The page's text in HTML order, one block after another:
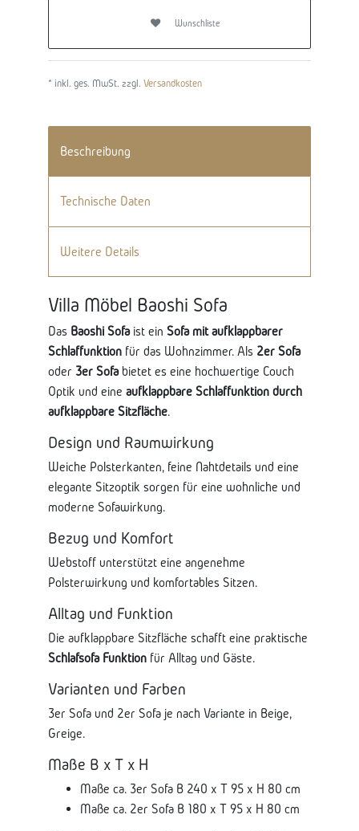
Wunschliste
* inkl. ges. MwSt. zzgl. Versandkosten
Beschreibung
Technische Daten
Weitere Details
Villa Möbel Baoshi Sofa
Das Baoshi Sofaist ein Sofa mit aufklappbarer
Schlaffunktionfür das Wohnzimmer. Als 2er Sofa
oder 3er Sofabietet es eine hochwertige Couch
Optik und eine aufklappbare Schlaffunktion durch
aufklappbare Sitzfläche.
Design und Raumwirkung
Weiche Polsterkanten, feine Nahtdetails und eine
elegante Sitzoptik sorgen für eine wohnliche und
moderne Sofawirkung.
Bezug und Komfort
Webstoff unterstützt eine angenehme
Polsterwirkung und komfortables Sitzen.
Alltag und Funktion
Die aufklappbare Sitzfläche schafft eine praktische
Schlafsofa Funktionfür Alltag und Gäste.
Varianten und Farben
3er Sofa und 2er Sofa je nach Variante in Beige,
Greige.
Maße B x T x H
Maße ca. 3er Sofa B 240 x T 95 x H 80 cm
Maße ca. 2er Sofa B 180 x T 95 x H 80 cm